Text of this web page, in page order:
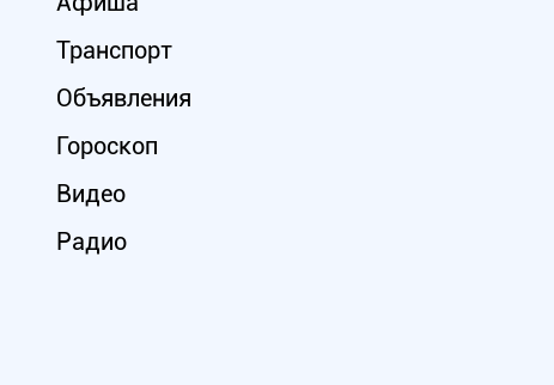
Транспорт
Объявления
Гороскоп
Видео
Радио